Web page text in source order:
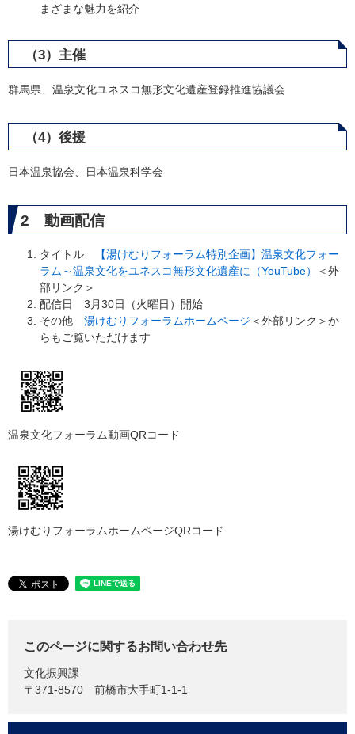
まざまな魅力を紹介
（3）主催
群馬県、温泉文化ユネスコ無形文化遺産登録推進協議会
（4）後援
日本温泉協会、日本温泉科学会
2 動画配信
タイトル
【湯けむりフォーラム特別企画】温泉文化フォー
ラム～温泉文化をユネスコ無形文化遺産に（YouTube）
＜外
部リンク＞
配信日 3月30日（火曜日）開始
その他 湯けむりフォーラムホームページ ＜外部リンク＞か
らもご覧いただけます
温泉文化フォーラム動画QRコード
湯けむりフォーラムホームページQRコード
このページに関するお問い合わせ先
文化振興課
〒371-8570
前橋市大手町1-1-1